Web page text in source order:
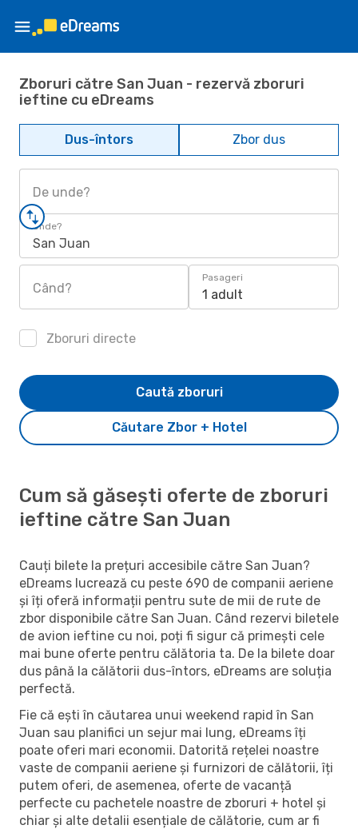
Zboruri către San Juan - rezervă zboruri
ieftine cu eDreams
Dus-întors Zbor dus
De unde?
Unde?
San Juan
Când?
Pasageri
1 adult
Zboruri directe
Căutare Zbor + Hotel
Caută zboruri
Cum să găsești oferte de zboruri
ieftine către San Juan
Cauți bilete la prețuri accesibile către San Juan?
eDreams lucrează cu peste 690 de companii aeriene
și îți oferă informații pentru sute de mii de rute de
zbor disponibile către San Juan. Când rezervi biletele
de avion ieftine cu noi, poți fi sigur că primești cele
mai bune oferte pentru călătoria ta. De la bilete doar
dus până la călătorii dus-întors, eDreams are soluția
perfectă.
Fie că ești în căutarea unui weekend rapid în San
Juan sau planifici un sejur mai lung, eDreams îți
poate oferi mari economii. Datorită rețelei noastre
vaste de companii aeriene și furnizori de călătorii, îți
putem oferi, de asemenea, oferte de vacanță
perfecte cu pachetele noastre de zboruri + hotel și
chiar și alte detalii esențiale de călătorie, cum ar fi